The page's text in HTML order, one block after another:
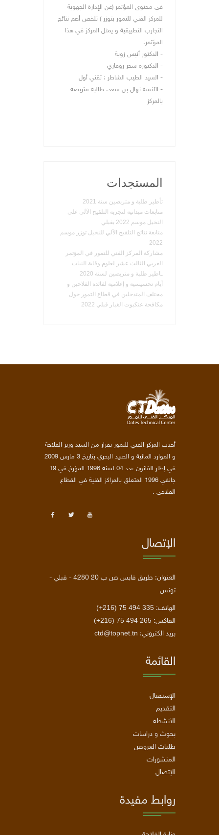
في محتوى المؤتمر (عن الإدارة الجهوية
للمركز الفني للتمور بتوزر ) تلخص أهم نتائج
التجارب التطبيقية و يمثل المركز في هذا
المؤتمر:
- الدكتور أنيس زوبة
- الدكتورة سحر زوقاري
- السيد الطيب الشاطر : تقني أول
- الآنسة نهال بن سعد: طالبة متربصة
بالمركز
المستجدات
تأطير طلبة و متربصين سنة 2021
متابعات ميدانية لتجربة التلقيح الآلي على
النخيل موسم 2022 بقبلي
متابعة نتائج التلقيح الآلي للنخيل توزر موسم
2022
مشاركة المركز الفني للتمور في المؤتمر
العربي الثالث عشر لعلوم وقاية النبات
ـاطير طلبة و متربصين لسنة 2020
أيام تحسيسية و إعلامية لفائدة الفلاحين و
مختلف المتدخلين في قطاع التمور حول
مكافحة عنكبوت الغبار قبلي 2022
أحدث المركز الفني للتمور بقرار من السيد وزير الفلاحة
و الموارد المائية و الصيد البحري بتاريخ 3 مارس 2009
في إطار القانون عدد 04 لسنة 1996 المؤرخ في 19
جانفي 1996 المتعلق بالمراكز الفنية في القطاع
الفلاحي .
الإتصال
العنوان: طريق قابس ص ب 20 4280 - قبلي -
تونس
الهاتف: (+216) 75 494 335
الفاكس: (+216) 75 494 265
بريد الكتروني: ctd@topnet.tn
القائمة
الإستقبال
التقديم
الأنشطة
بحوث و دراسات
طلبات العروض
المنشورات
الإتصال
روابط مفيدة